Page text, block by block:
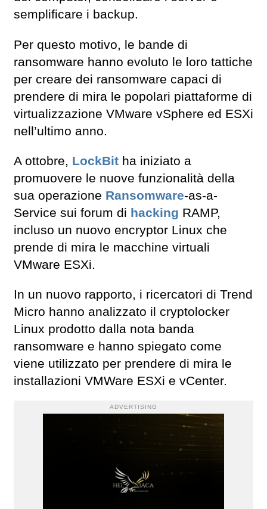
semplificare i backup.
Per questo motivo, le bande di
ransomware hanno evoluto le loro tattiche
per creare dei ransomware capaci di
prendere di mira le popolari piattaforme di
virtualizzazione VMware vSphere ed ESXi
nell’ultimo anno.
A ottobre, LockBit ha iniziato a
promuovere le nuove funzionalità della
sua operazione Ransomware-as-a-
Service sui forum di hacking RAMP,
incluso un nuovo encryptor Linux che
prende di mira le macchine virtuali
VMware ESXi.
In un nuovo rapporto, i ricercatori di Trend
Micro hanno analizzato il cryptolocker
Linux prodotto dalla nota banda
ransomware e hanno spiegato come
viene utilizzato per prendere di mira le
installazioni VMWare ESXi e vCenter.
ADVERTISING